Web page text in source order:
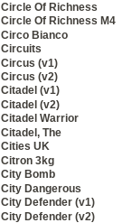
Circle Of Richness
Circle Of Richness M4
Circo Bianco
Circuits
Circus (v1)
Circus (v2)
Citadel (v1)
Citadel (v2)
Citadel Warrior
Citadel, The
Cities UK
Citron 3kg
City Bomb
City Dangerous
City Defender (v1)
City Defender (v2)